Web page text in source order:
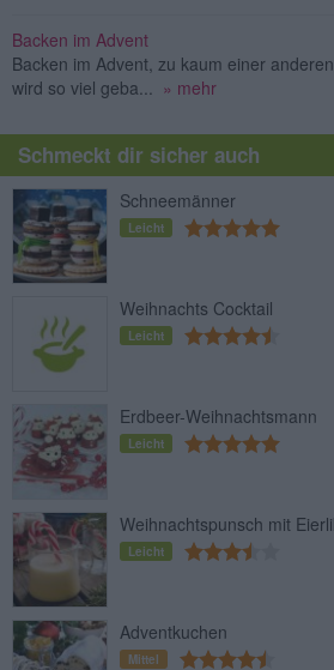
Backen im Advent
Backen im Advent, zu kaum einer
wird so viel geba... » mehr
Schmeckt dir sicher auch
Schneemänner
Leicht
Weihnachts Cocktail
Leicht
Erdbeer-Weihnachtsmann
Leicht
Weihnachtspunsch mit
Leicht
Adventkuchen
Mittel